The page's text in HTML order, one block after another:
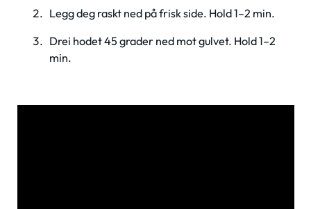
Legg deg raskt ned på frisk side. Hold 1–2 min.
Drei hodet 45 grader ned mot gulvet. Hold 1–2
min.